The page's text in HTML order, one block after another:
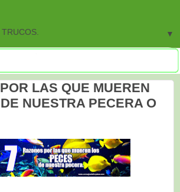
▼
LAS QUE MUEREN
NUESTRA PECERA O